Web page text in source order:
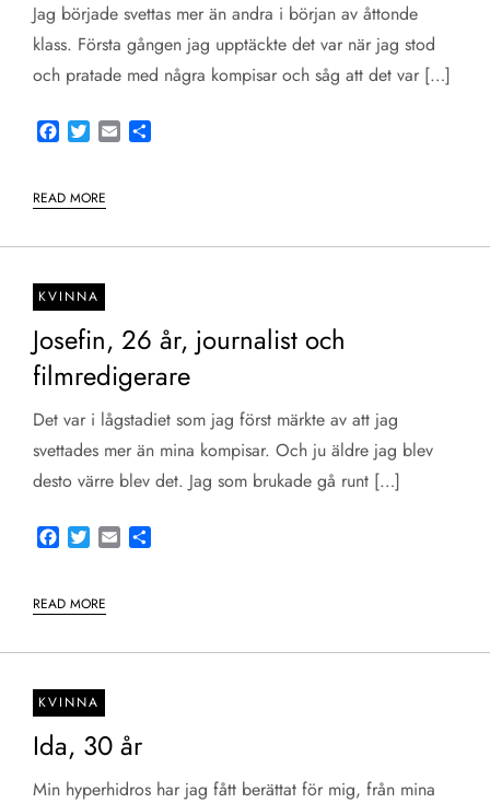
Jag började svettas mer än andra i början av åttonde
klass. Första gången jag upptäckte det var när jag stod
och pratade med några kompisar och såg att det var […]
Facebook
TwitterEmail
READ MORE
KVINNA
Josefin, 26 år, journalist och
filmredigerare
Det var i lågstadiet som jag först märkte av att jag
svettades mer än mina kompisar. Och ju äldre jag blev
desto värre blev det. Jag som brukade gå runt […]
Facebook
TwitterEmail
READ MORE
KVINNA
Ida, 30 år
Min hyperhidros har jag fått berättat för mig, från mina